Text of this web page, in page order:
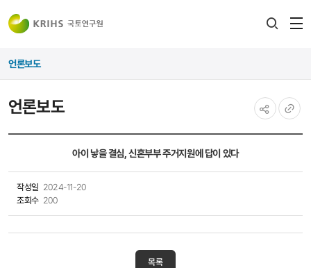
언론보도
언론보도
아이 낳을 결심, 신혼부부 주거지원에 답이 있다
작성일 2024-11-20
조회수 200
목록